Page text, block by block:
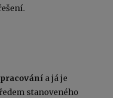
a já je
stanoveného